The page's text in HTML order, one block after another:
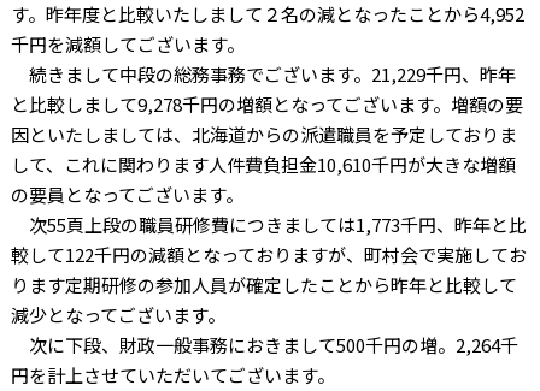
す。昨年度と比較いたしまして２名の減となったことから4,952
千円を減額してございます。
続きまして中段の総務事務でございます。21,229千円、昨年
と比較しまして9,278千円の増額となってございます。増額の要
因といたしましては、北海道からの派遣職員を予定しておりま
して、これに関わります人件費負担金10,610千円が大きな増額
の要員となってございます。
次55頁上段の職員研修費につきましては1,773千円、昨年と比
較して122千円の減額となっておりますが、町村会で実施してお
ります定期研修の参加人員が確定したことから昨年と比較して
減少となってございます。
次に下段、財政一般事務におきまして500千円の増。2,264千
円を計上させていただいてございます。